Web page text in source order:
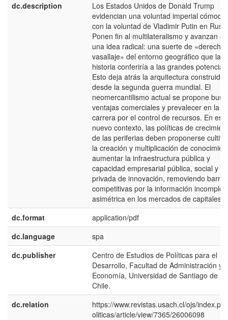
dc.description
Los Estados Unidos de Donald Trump
evidencian una voluntad imperial cómoda
con la voluntad de Vladimir Putin en
Ponen fin al multilateralismo y avanzan en
una idea radical: una suerte de «derecho
vasallaje» del entorno geográfico que la
historia conferiría a las grandes
Esto deja atrás la arquitectura construida
desde la segunda guerra mundial. El
neomercantilismo actual se propone
ventajas comerciales y prevalecer en la
carrera por el control de recursos. En este
nuevo contexto, las políticas de
de las periferias deben proponerse
la creación y multiplicación de
aumentar la infraestructura pública y
capacidad empresarial pública, social y
privada de innovación, removiendo
competitivas por la información
asimétrica en los mercados de capitales.
dc.format
application/pdf
dc.language
spa
dc.publisher
Centro de Estudios de Políticas para el
Desarrollo, Facultad de Administración y
Economía, Universidad de Santiago de
Chile.
dc.relation
https://www.revistas.usach.cl/ojs/
oliticas/article/view/7365/26006098